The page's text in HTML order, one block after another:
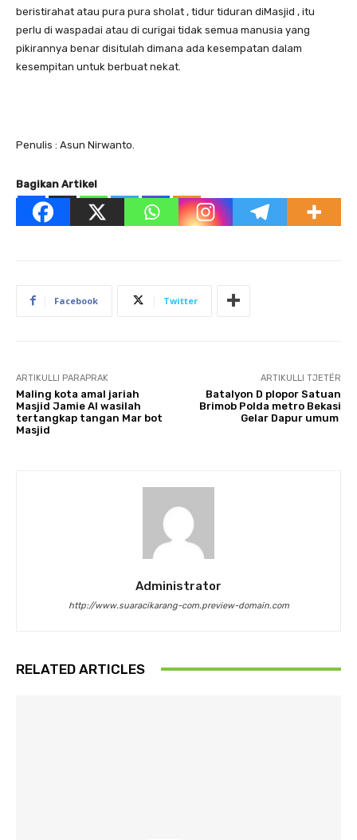
beristirahat atau pura pura sholat , tidur tiduran diMasjid , itu
perlu di waspadai atau di curigai tidak semua manusia yang
pikirannya benar disitulah dimana ada kesempatan dalam
kesempitan untuk berbuat nekat.
Penulis : Asun Nirwanto.
Bagikan Artikel
Facebook Twitter
ARTIKULLI PARAPRAK
Maling kota amal jariah
Masjid Jamie Al wasilah
tertangkap tangan Mar bot
Masjid
ARTIKULLI TJETËR
Batalyon D plopor Satuan
Brimob Polda metro Bekasi
Gelar Dapur umum
Administrator
http://www.suaracikarang-com.preview-domain.com
RELATED ARTICLES